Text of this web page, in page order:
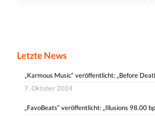
Letzte News
„Karmous Music“ veröffentlicht: „Before
7. Oktober 2024
„FavoBeats“ veröffentlicht: „Illusions 98.00